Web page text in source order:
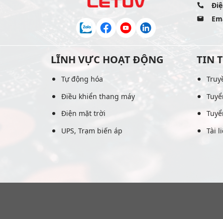
LĨNH VỰC HOẠT ĐỘNG
Tự động hóa
Điều khiển thang máy
Điện mặt trời
UPS, Trạm biến áp
TIN
Tài